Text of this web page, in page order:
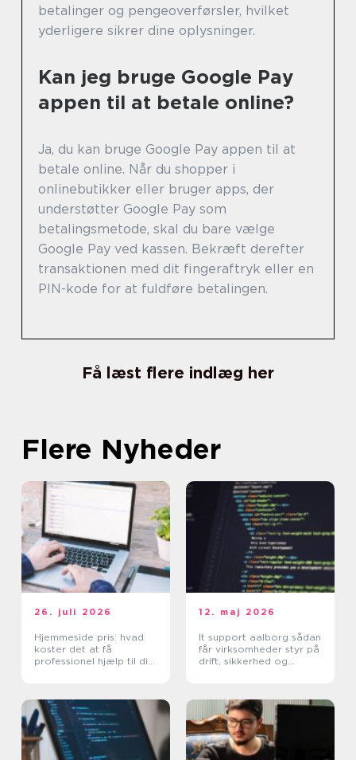
betalinger og pengeoverførsler, hvilket
yderligere sikrer dine oplysninger.
Kan jeg bruge Google Pay
appen til at betale online?
Ja, du kan bruge Google Pay appen til at
betale online. Når du shopper i
onlinebutikker eller bruger apps, der
understøtter Google Pay som
betalingsmetode, skal du bare vælge
Google Pay ved kassen. Bekræft derefter
transaktionen med dit fingeraftryk eller en
PIN-kode for at fuldføre betalingen.
Få læst flere indlæg her
Flere Nyheder
26. juli 2026
Hjemmeside pris: hvad
koster det at få
professionel hjælp til din
12. maj 2026
It support aalborg sådan
får virksomheder styr på
drift, sikkerhed og